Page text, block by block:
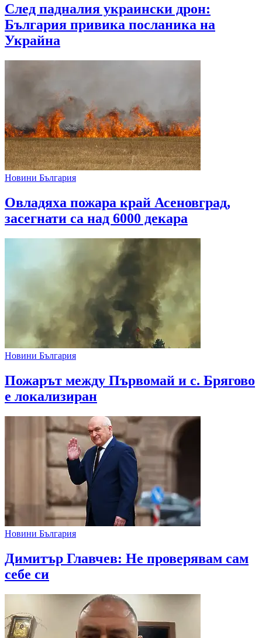
След падналия украински дрон:
България привика посланика на
Украйна
Новини България
Овладяха пожара край Асеновград,
засегнати са над 6000 декара
Новини България
Пожарът между Първомай и с. Брягово
е локализиран
Новини България
Димитър Главчев: Не проверявам сам
себе си